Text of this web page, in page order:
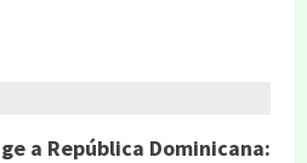
a República Dominicana: